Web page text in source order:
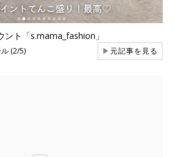
ト「s.mama_fashion」
(2/5) ▶元記事を見る